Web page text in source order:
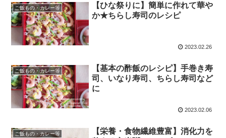
ご飯もの・カレー等
【ひな祭りに】簡単に作れて華や
か★ちらし寿司のレシピ
2023.02.26
ご飯もの・カレー等
【基本の酢飯のレシピ】手巻き寿
司、いなり寿司、ちらし寿司など
に
2023.02.06
ご飯もの・カレー等
【栄養・食物繊維豊富】消化力を